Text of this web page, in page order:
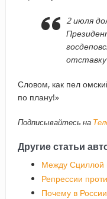
2 июля
Словом, как пел
по плану!»
Подписывайтесь на
Другие статьи
Между Сциллой
Репрессии
Почему в